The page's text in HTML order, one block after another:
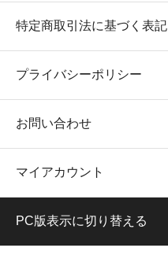
特定商取引法に基づく表記
プライバシーポリシー
お問い合わせ
マイアカウント
PC版表示に切り替える